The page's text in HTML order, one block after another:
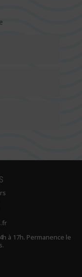
à 17h. Permanence le